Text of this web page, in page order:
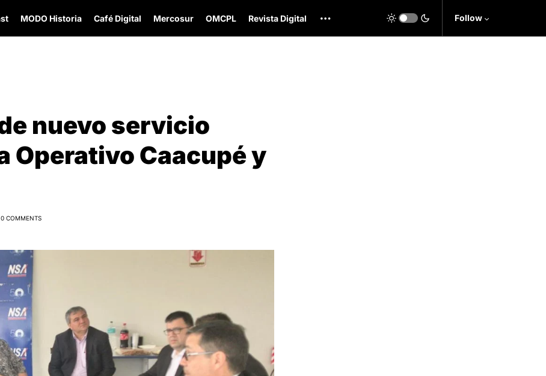
MODO Historia Café Digital Mercosur OMCPL Revista Digital Follow
nuevo servicio
Operativo Caacupé y
0 COMMENTS